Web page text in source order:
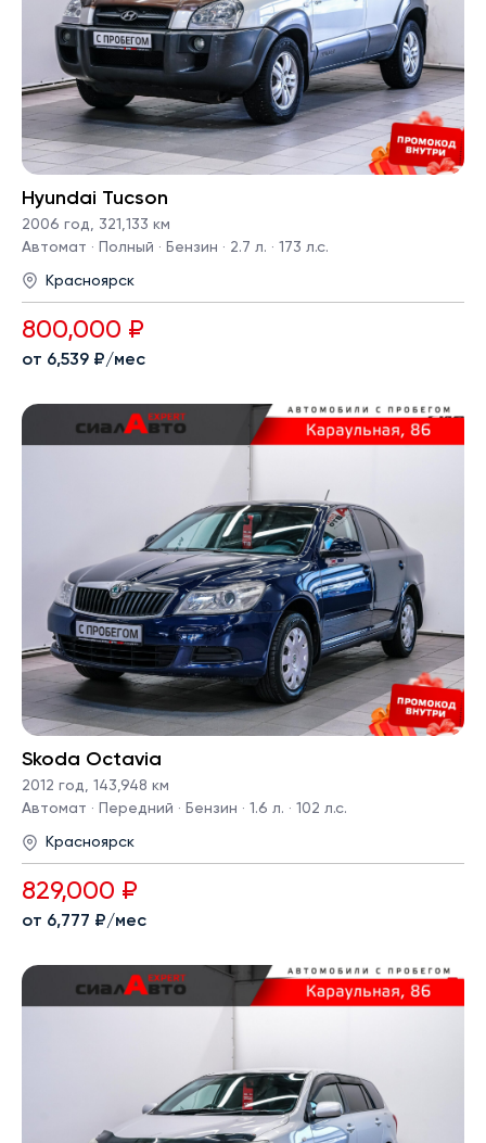
Hyundai Tucson
2006 год, 321,133 км
Автомат · Полный · Бензин · 2.7 л. · 173 л.с.
Красноярск
800,000 ₽
от 6,539 ₽/мес
Skoda Octavia
2012 год, 143,948 км
Автомат · Передний · Бензин · 1.6 л. · 102 л.с.
Красноярск
829,000 ₽
от 6,777 ₽/мес